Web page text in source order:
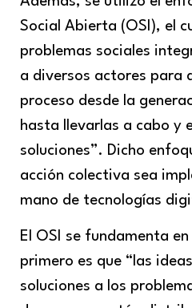
Social Abierta (OSI), el
problemas sociales
a diversos actores para
proceso desde la
hasta llevarlas a cabo y
soluciones”. Dicho
acción colectiva sea
mano de tecnologías
El OSI se fundamenta
primero es que “las
soluciones a los